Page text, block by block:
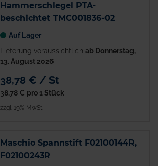
Hammerschlegel PTA-
beschichtet TMC001836-02
Auf Lager
Lieferung voraussichtlich ab Donnerstag,
13. August 2026
38,78 € / St
38,78 € pro 1 Stück
zzgl. 19% MwSt.
Maschio Spannstift F02100144R,
F02100243R